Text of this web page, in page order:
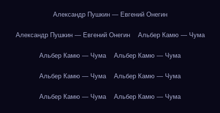
Александр Пушкин — Евгений Онегин
Александр Пушкин — Евгений Онегин Альбер Камю — Чума
Альбер Камю — Чума Альбер Камю — Чума
Альбер Камю — Чума Альбер Камю — Чума
Альбер Камю — Чума Альбер Камю — Чума